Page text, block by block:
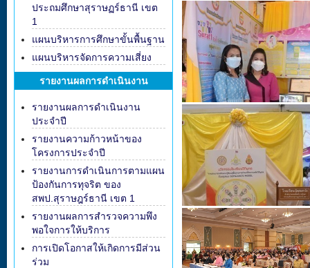
ประถมศึกษาสุราษฏร์ธานี เขต
1
แผนบริหารการศึกษาขั้นพื้นฐาน
แผนบริหารจัดการความเสี่ยง
รายงานผลการดำเนินงาน
รายงานผลการดำเนินงาน
ประจำปี
รายงานความก้าวหน้าของ
โครงการประจำปี
รายงานการดำเนินการตามแผน
ป้องกันการทุจริต ของ
สพป.สุราษฎร์ธานี เขต 1
รายงานผลการสำรวจความพึง
พอใจการให้บริการ
การเปิดโอกาสให้เกิดการมีส่วน
ร่วม